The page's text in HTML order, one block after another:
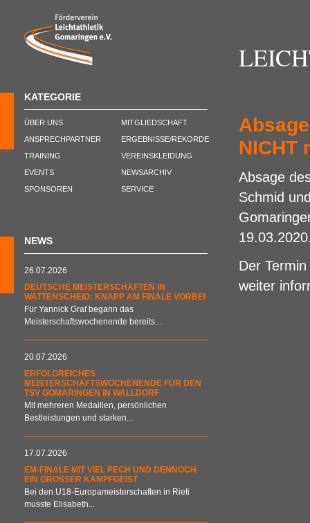
KATEGORIE
ÜBER UNS
ANSPRECHPARTNER
TRAINING
EVENTS
SPONSOREN
MITGLIEDSCHAFT
ERGEBNISSE/REKORDE
VEREINSKLEIDUNG
NEWSARCHIV
SERVICE
NEWS
26.07.2026
DEUTSCHE MEISTERSCHAFTEN IN
WATTENSCHEID: KNAPP AM FINALE VORBEI
Für Yannick Graf begann das
Meisterschaftswochenende bereits...
20.07.2026
ERFOLGREICHES
MEISTERSCHAFTSWOCHENENDE FÜR DEN
TSV GOMARINGEN IN WALLDORF
Mit mehreren Medaillen, persönlichen
Bestleistungen und starken...
17.07.2026
EM-FINALE MIT VIEL PECH UND DENNOCH
EIN GROSSER KAMPFGEIST
Bei den U18-Europameisterschaften in Rieti
musste Elisabeth...
NICHT
Absage
Schmid
Der
weiter